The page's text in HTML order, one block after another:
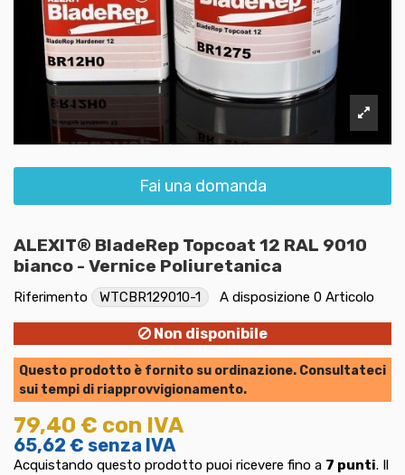
Fai una domanda
ALEXIT® BladeRep Topcoat 12 RAL 9010
bianco - Vernice Poliuretanica
Riferimento WTCBR129010-1 A disposizione 0 Articolo
Non disponibile
Questo prodotto è fornito su ordinazione. Consultateci
sui tempi di riapprovvigionamento.
79,40 € con IVA
65,62 € senza IVA
Acquistando questo prodotto puoi ricevere fino a 7 punti. Il